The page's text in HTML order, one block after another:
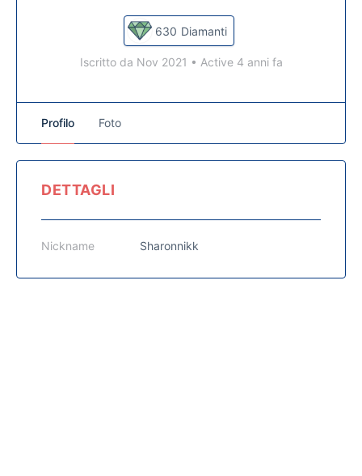
630 Diamanti
Iscritto da Nov 2021 • Active 4 anni fa
Profilo Foto
DETTAGLI
Nickname Sharonnikk